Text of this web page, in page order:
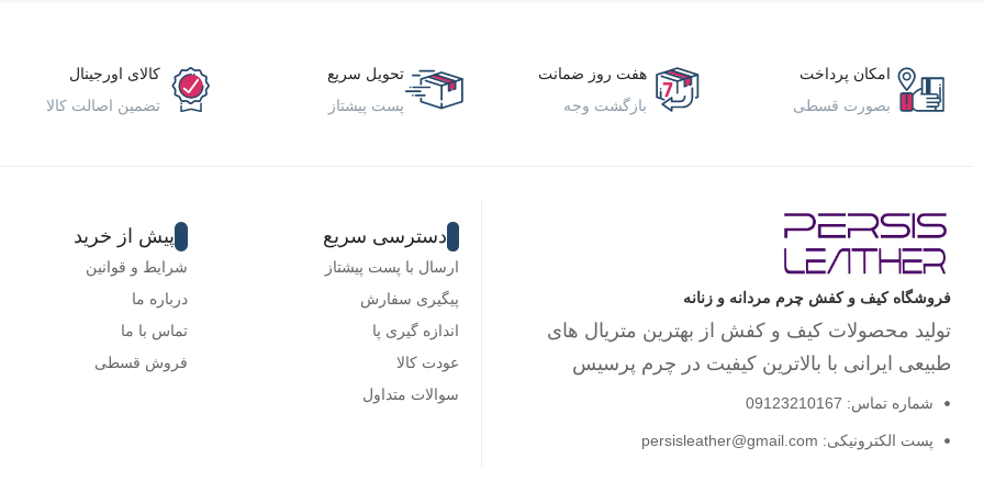
مجلسی
بوت
طبی
کالج
کتانی
کفش رسمی
کفش مردانه
امکان پرداخت
بصورت قسطی
هفت روز ضمانت
بازگشت وجه
تحویل سریع
پست پیشتاز
کالای اورجینال
تضمین اصالت کالا
فروشگاه کیف و کفش چرم مردانه و زنانه
تولید محصولات کیف و کفش از بهترین متریال های
طبیعی ایرانی با بالاترین کیفیت در چرم پرسیس
شماره تماس: 09123210167
پست الکترونیکی: persisleather@gmail.com
دسترسی سریع
ارسال با پست پیشتاز
پیگیری سفارش
اندازه گیری پا
عودت کالا
سوالات متداول
پیش از خرید
شرایط و قوانین
درباره ما
تماس با ما
فروش قسطی